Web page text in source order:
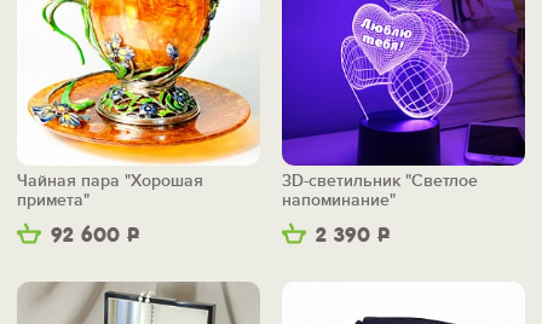
92 600 Р
Чайная пара "Хорошая
примета"
2 390 Р
3D-светильник "Светлое
напоминание"